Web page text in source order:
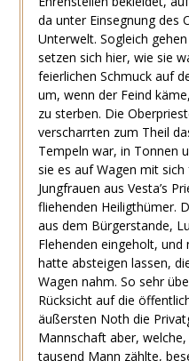
da unter Einsegnung des
Unterwelt. Sogleich
setzen sich hier, wie sie
feierlichen Schmuck auf
um, wenn der Feind
zu sterben. Die
verscharrten zum Theil
Tempeln war, in Tonnen
sie es auf Wagen mit
Jungfrauen aus Vesta’s
fliehenden Heiligthümer.
aus dem Bürgerstande,
Flehenden eingeholt, und
hatte absteigen lassen,
Wagen nahm. So sehr
Rücksicht auf die
äußersten Noth die
Mannschaft aber,
tausend Mann zählte,